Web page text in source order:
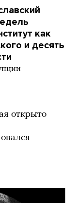
как
и десять
открыто